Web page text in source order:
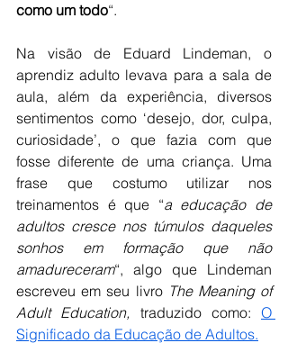
como um todo“.
Na visão de Eduard Lindeman, o
aprendiz adulto levava para a sala de
aula, além da experiência, diversos
sentimentos como ‘desejo, dor, culpa,
curiosidade’, o que fazia com que
fosse diferente de uma criança. Uma
frase que costumo utilizar nos
treinamentos é que “a educação de
adultos cresce nos túmulos daqueles
sonhos em formação que não
amadureceram“, algo que Lindeman
escreveu em seu livro The Meaning of
Adult Education, traduzido como: O
Significado da Educação de Adultos.